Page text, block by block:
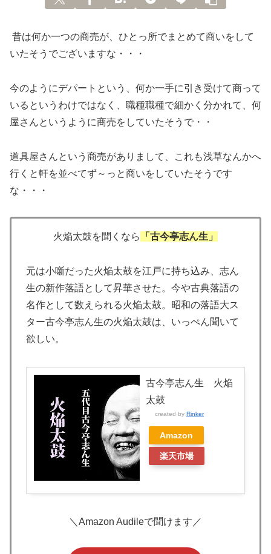
昔は何か一つの商売が、ひとっ所でまとめて商いをして
いたそうでございますな・・・
今のようにデパートという、何か一手に引き受けて商って
いるというわけではなく、職種職種で細かく分かれて、何
屋さんというように商売をしていたそうで・・
道具屋さんという商売がありまして、これも浅草なんかへ
行くと軒を並べてず～っと商いをしていたそうです
な・・・
火焔太鼓を聞くなら 「古今亭志ん生」
元は小噺だった火焔太鼓を江戸に持ち込み、志ん
生の新作落語として昇華させた。今や古典落語の
名作として数えられる火焔太鼓。昭和の落語大ス
ター古今亭志ん生の火焔太鼓は、いっぺん聞いて
欲しい。
古今亭志ん生 火焔
太鼓
created by Rinker
Amazon
楽天市場
＼Amazon Audileで聞けます／